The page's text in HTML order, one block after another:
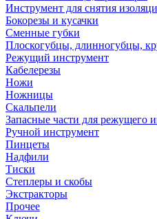
Инструмент для снятия
Бокорезы и кусачки
Сменные губки
Плоскогубцы, длинногубцы,
Режущий инструмент
Кабелерезы
Ножи
Ножницы
Скальпели
Запасные части для режущего
Ручной инструмент
Пинцеты
Надфили
Тиски
Степлеры и скобы
Экстракторы
Прочее